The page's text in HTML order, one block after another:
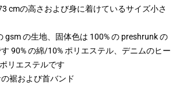
cmの高さおよび身に着けているサイズ小さ
gsm の生地、固体色は 100% の preshrunk の
90% の綿/10% ポリエステル、デニムのヒー
リエステルです
裾および首バンド